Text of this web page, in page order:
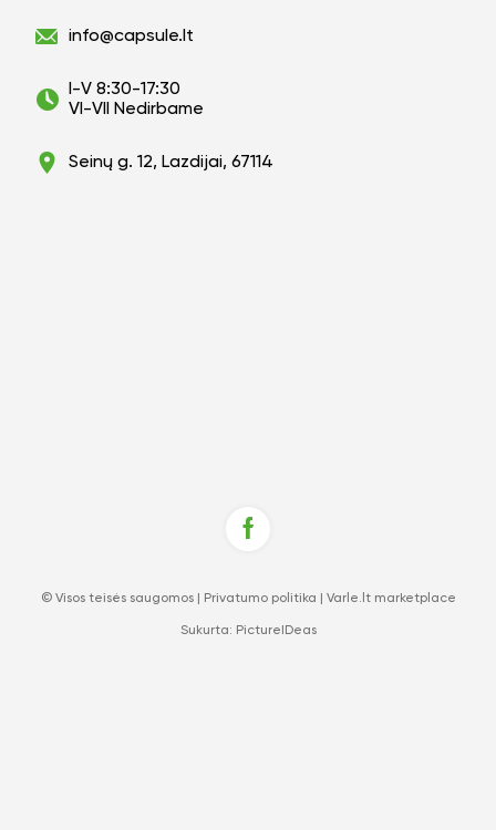
info@capsule.lt
I-V 8:30-17:30
VI-VII Nedirbame
Seinų g. 12, Lazdijai, 67114
© Visos teisės saugomos | Privatumo politika Varle.lt marketplace
Sukurta: PictureIDeas